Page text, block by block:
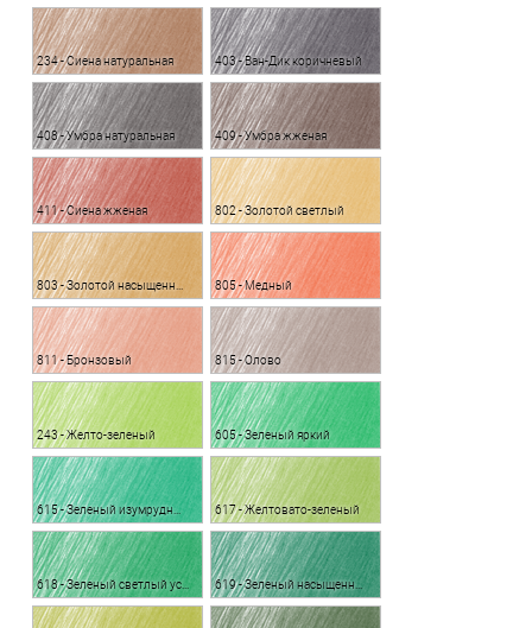
234 - Сиена натуральная 403 - Ван-Дик коричневый
408 - Умбра натуральная 409 - Умбра жженая
411 - Сиена жженая 802 - Золотой светлый
803 - Золотой насыщенный 805 - Медный
811 - Бронзовый 815 - Олово
243 - Желто-зеленый 605 - Зеленый яркий
615 - Зеленый изумрудный 617 - Желтовато-зеленый
618 - Зеленый светлый устойчивый 619 - Зеленый насыщенный устойчивый